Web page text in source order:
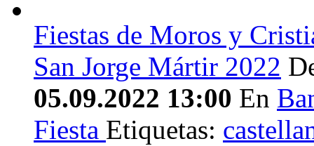
Fiestas de Moros y
San Jorge Mártir 2022
05.09.2022 13:00 En
Fiesta Etiquetas: